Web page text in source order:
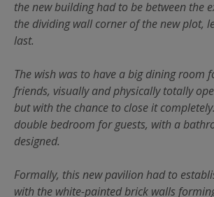
the new building had to be between the
the dividing wall corner of the new plot,
last.
The wish was to have a big dining room
friends, visually and physically totally
but with the chance to close it
double bedroom for guests, with a
designed.
Formally, this new pavilion had to
with the white-painted brick walls